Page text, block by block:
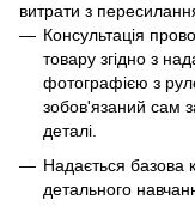
витрати з
Консультація
товару згідно з
фотографією з
зобов'язаний сам
деталі.
Надається базова
детального